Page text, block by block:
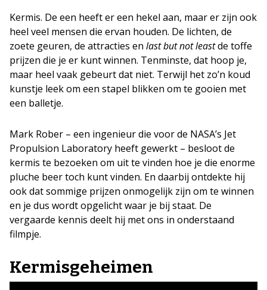
Kermis. De een heeft er een hekel aan, maar er zijn ook
heel veel mensen die ervan houden. De lichten, de
zoete geuren, de attracties en last but not leastde toffe
prijzen die je er kunt winnen. Tenminste, dat hoop je,
maar heel vaak gebeurt dat niet. Terwijl het zo’n koud
kunstje leek om een stapel blikken om te gooien met
een balletje.
Mark Rober – een ingenieur die voor de NASA’s Jet
Propulsion Laboratory heeft gewerkt – besloot de
kermis te bezoeken om uit te vinden hoe je die enorme
pluche beer toch kunt vinden. En daarbij ontdekte hij
ook dat sommige prijzen onmogelijk zijn om te winnen
en je dus wordt opgelicht waar je bij staat. De
vergaarde kennis deelt hij met ons in onderstaand
filmpje.
Kermisgeheimen